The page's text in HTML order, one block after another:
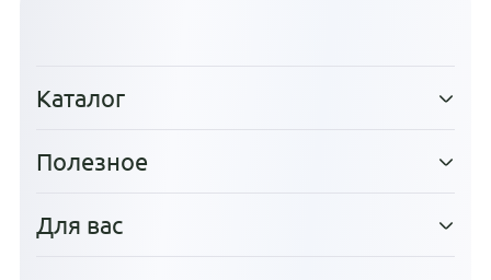
Каталог
Полезное
Для вас